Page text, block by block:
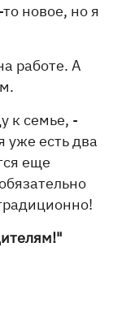
новое, но я
работе. А
к семье, -
уже есть два
еще